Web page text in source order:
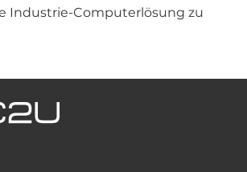
Industrie-Computerlösung zu